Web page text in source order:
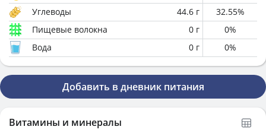
Углеводы
44.6 г 32.55%
Пищевые волокна
0 г 0%
Вода
0 г 0%
Добавить в дневник питания
Витамины и минералы